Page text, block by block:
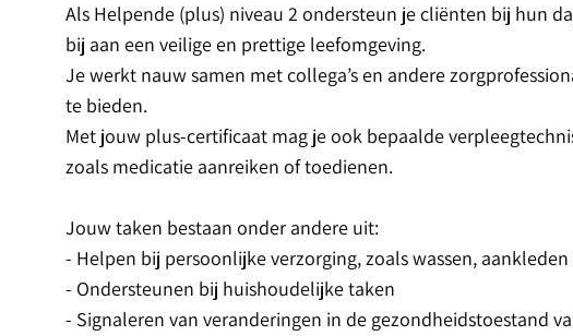
Als Helpende (plus) niveau 2 ondersteun je cliënten bij hun
bij aan een veilige en prettige leefomgeving.
Je werkt nauw samen met collega’s en andere
te bieden.
Met jouw plus-certificaat mag je ook bepaalde
zoals medicatie aanreiken of toedienen.
Jouw taken bestaan onder andere uit:
- Helpen bij persoonlijke verzorging, zoals wassen,
- Ondersteunen bij huishoudelijke taken
- Signaleren van veranderingen in de gezondheidstoestand